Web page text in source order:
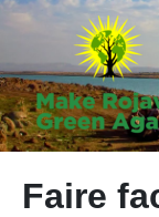
Skip
Faire